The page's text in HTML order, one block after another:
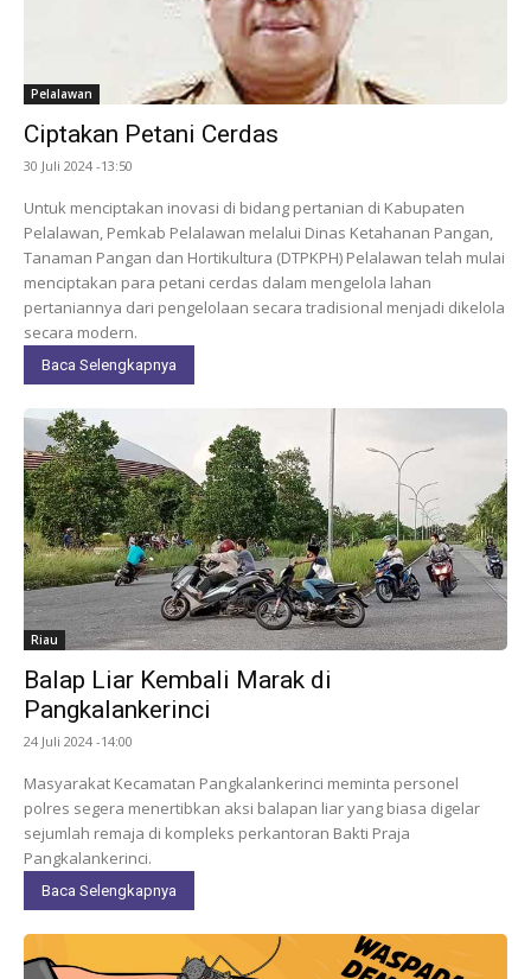
Pelalawan
Ciptakan Petani Cerdas
30 Juli 2024 -13:50
Untuk menciptakan inovasi di bidang pertanian di Kabupaten
Pelalawan, Pemkab Pelalawan melalui Dinas Ketahanan Pangan,
Tanaman Pangan dan Hortikultura (DTPKPH) Pelalawan telah mulai
menciptakan para petani cerdas dalam mengelola lahan
pertaniannya dari pengelolaan secara tradisional menjadi dikelola
secara modern.
Baca Selengkapnya
Riau
Balap Liar Kembali Marak di
Pangkalankerinci
24 Juli 2024 -14:00
Masyarakat Kecamatan Pangkalankerinci meminta personel
polres segera menertibkan aksi balapan liar yang biasa digelar
sejumlah remaja di kompleks perkantoran Bakti Praja
Pangkalankerinci.
Baca Selengkapnya